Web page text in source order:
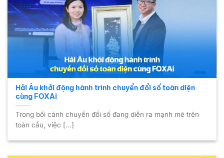
Hải Âu khởi động hành trình chuyển đổi số toàn diện
cùng FOXAi
Trong bối cảnh chuyển đổi số đang diễn ra mạnh mẽ trên
toàn cầu, việc [...]